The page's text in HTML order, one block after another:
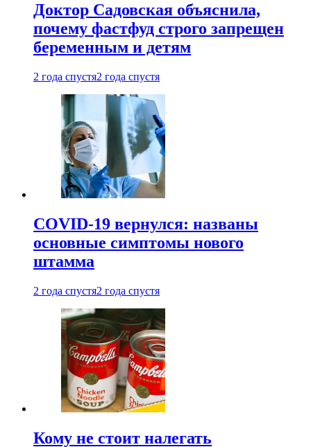
Доктор Садовская объяснила,
почему фастфуд строго запрещен
беременным и детям
2 года спустя2 года спустя
COVID-19 вернулся: названы
основные симптомы нового
штамма
2 года спустя2 года спустя
Кому не стоит налегать